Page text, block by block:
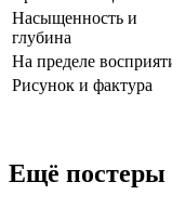
Насыщенность и
глубина
На пределе
Рисунок и фактура
Ещё постеры